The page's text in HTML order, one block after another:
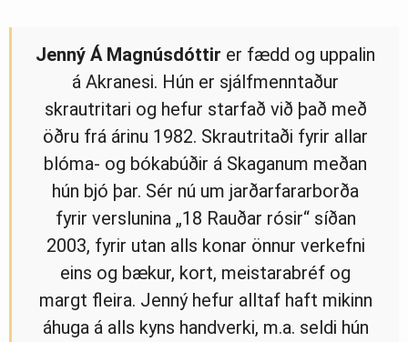
Jenný Á Magnúsdóttir er fædd og uppalin
á Akranesi. Hún er sjálfmenntaður
skrautritari og hefur starfað við það með
öðru frá árinu 1982. Skrautritaði fyrir allar
blóma- og bókabúðir á Skaganum meðan
hún bjó þar. Sér nú um jarðarfararborða
fyrir verslunina „18 Rauðar rósir“ síðan
2003, fyrir utan alls konar önnur verkefni
eins og bækur, kort, meistarabréf og
margt fleira. Jenný hefur alltaf haft mikinn
áhuga á alls kyns handverki, m.a. seldi hún